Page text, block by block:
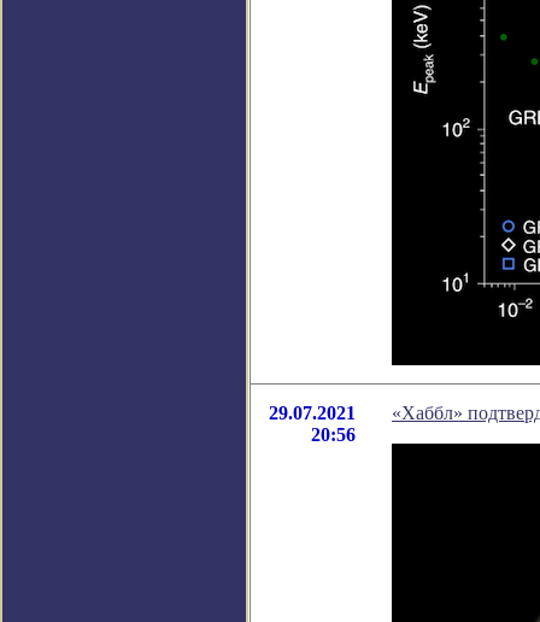
29.07.2021
20:56
«Хаббл»